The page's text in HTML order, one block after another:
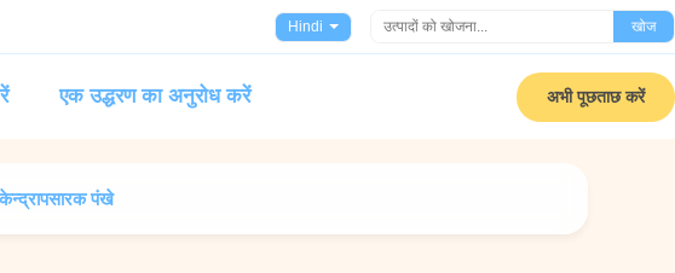
Hindi खोज
एक उद्धरण का अनुरोध करें अभी पूछताछ करें
पंखे